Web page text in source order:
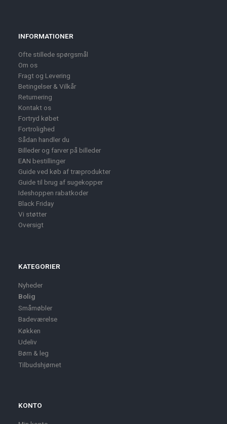
INFORMATIONER
Ofte stillede spørgsmål
Om os
Fragt og Levering
Betingelser & Vilkår
Returnering
Kontakt os
Fortryd købet
Fortrolighed
Sådan handler du
Billeder og farver på billeder
EAN bestillinger
Guide ved køb af træprodukter
Guide til brug af sugekopper
Ideshoppen rabatkoder
Black Friday
Vi støtter
Oversigt
KATEGORIER
Nyheder
Bolig
Småmøbler
Badeværelse
Køkken
Udeliv
Børn & leg
Tilbudshjørnet
KONTO